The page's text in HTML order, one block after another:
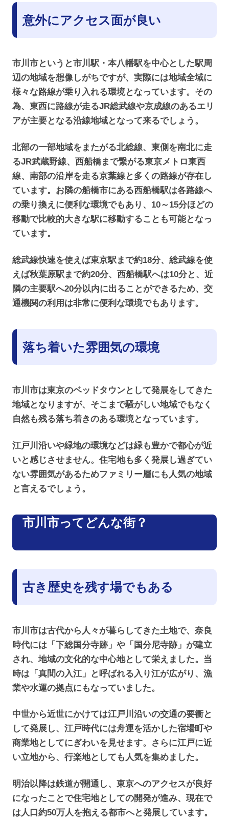
意外にアクセス面が良い
市川市というと市川駅・本八幡駅を中心とした駅周
辺の地域を想像しがちですが、実際には地域全域に
様々な路線が乗り入れる環境となっています。その
為、東西に路線が走るJR総武線や京成線のあるエリ
アが主要となる沿線地域となって来るでしょう。
北部の一部地域をまたがる北総線、東側を南北に走
るJR武蔵野線、西船橋まで繋がる東京メトロ東西
線、南部の沿岸を走る京葉線と多くの路線が存在し
ています。お隣の船橋市にある西船橋駅は各路線へ
の乗り換えに便利な環境でもあり、10～15分ほどの
移動で比較的大きな駅に移動することも可能となっ
ています。
総武線快速を使えば東京駅まで約18分、総武線を使
えば秋葉原駅まで約20分、西船橋駅へは10分と、近
隣の主要駅へ20分以内に出ることができるため、交
通機関の利用は非常に便利な環境でもあります。
落ち着いた雰囲気の環境
市川市は東京のベッドタウンとして発展をしてきた
地域となりますが、そこまで騒がしい地域でもなく
自然も残る落ち着きのある環境となっています。
江戸川沿いや緑地の環境などは緑も豊かで都心が近
いと感じさせません。住宅地も多く発展し過ぎてい
ない雰囲気があるためファミリー層にも人気の地域
と言えるでしょう。
市川市ってどんな街？
古き歴史を残す場でもある
市川市は古代から人々が暮らしてきた土地で、奈良
時代には「下総国分寺跡」や「国分尼寺跡」が建立
され、地域の文化的な中心地として栄えました。当
時は「真間の入江」と呼ばれる入り江が広がり、漁
業や水運の拠点にもなっていました。
中世から近世にかけては江戸川沿いの交通の要衝と
して発展し、江戸時代には舟運を活かした宿場町や
商業地としてにぎわいを見せます。さらに江戸に近
い立地から、行楽地としても人気を集めました。
明治以降は鉄道が開通し、東京へのアクセスが良好
になったことで住宅地としての開発が進み、現在で
は人口約50万人を抱える都市へと発展しています。